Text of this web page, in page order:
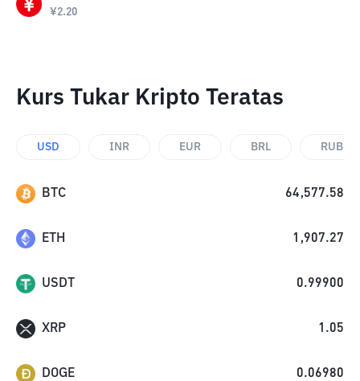
¥2.20
Kurs Tukar Kripto Teratas
USD INR EUR BRL RUB
BTC 64,577.58
ETH 1,907.27
USDT 0.99900
XRP 1.05
DOGE 0.06980